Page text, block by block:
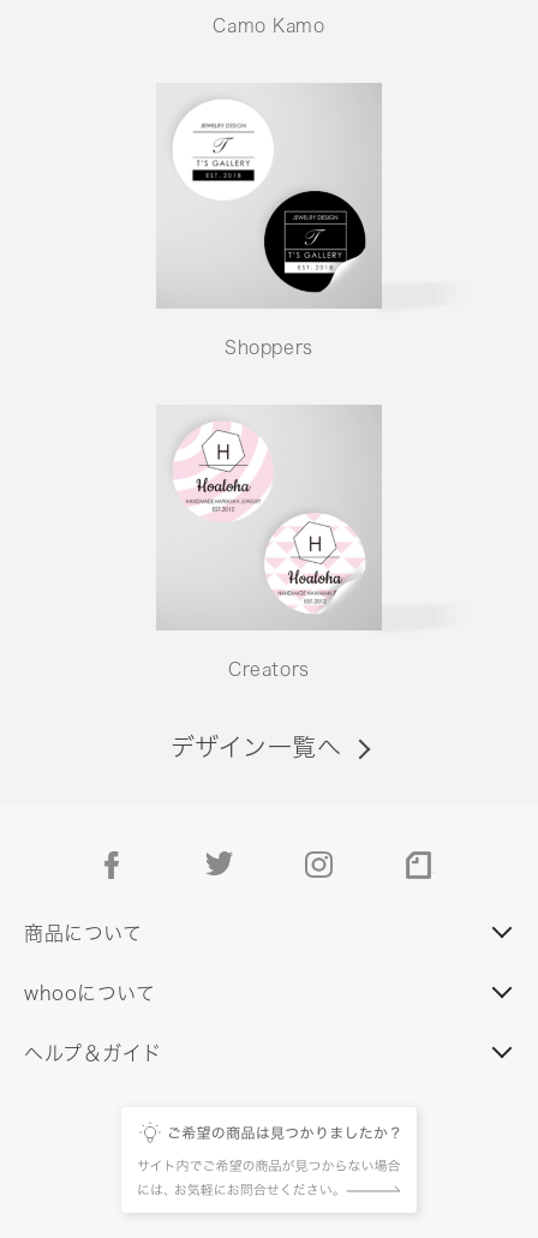
Camo Kamo
Shoppers
Creators
デザイン一覧へ
facebook instagram
商品について
whooについて
ヘルプ＆ガイド